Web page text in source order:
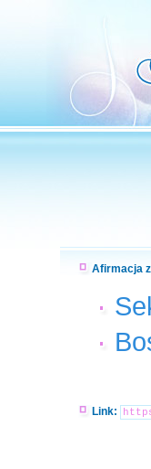
Afirmacja
Link: